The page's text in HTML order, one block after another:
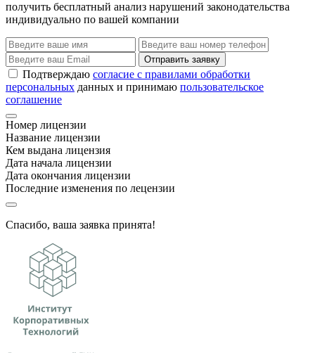
получить бесплатный анализ нарушений законодательства
индивидуально по вашей компании
Отправить заявку
Подтверждаю согласие с правилами обработки
персональных данных и принимаю пользовательское
соглашение
Номер лицензии
Название лицензии
Кем выдана лицензия
Дата начала лицензии
Дата окончания лицензии
Последние изменения по лецензии
Спасибо, ваша заявка принята!